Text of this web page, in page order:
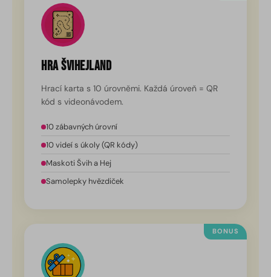
Hra Švihejland
Hrací karta s 10 úrovněmi. Každá úroveň = QR
kód s videonávodem.
10 zábavných úrovní
10 videí s úkoly (QR kódy)
Maskoti Švih a Hej
Samolepky hvězdiček
BONUS